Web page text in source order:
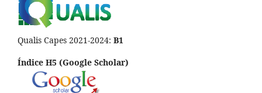
Qualis Capes 2021-2024: B1
Índice H5 (Google Scholar)